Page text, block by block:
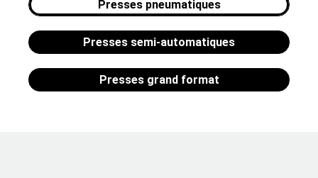
Presses pneumatiques
Presses semi-automatiques
Presses grand format